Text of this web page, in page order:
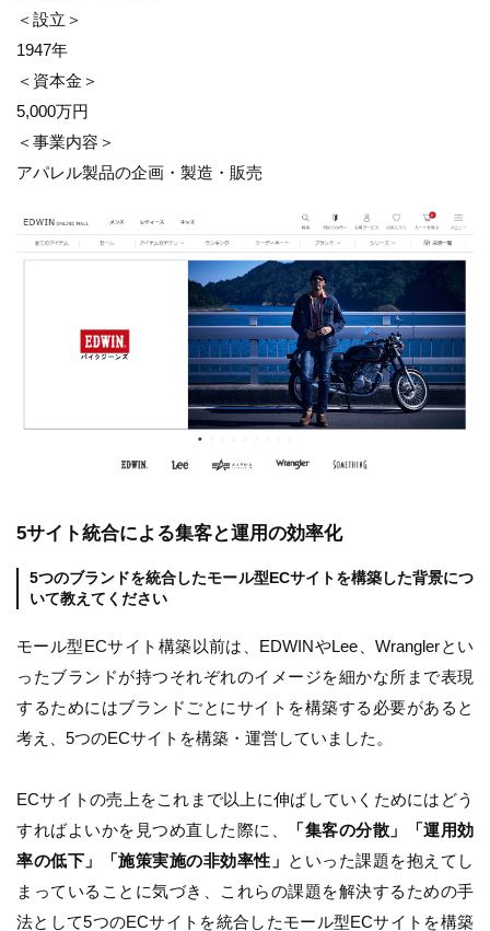
＜設立＞
1947年
＜資本金＞
5,000万円
＜事業内容＞
アパレル製品の企画・製造・販売
5サイト統合による集客と運用の効率化
5つのブランドを統合したモール型ECサイトを構築した背景につ
いて教えてください
モール型ECサイト構築以前は、EDWINやLee、Wranglerとい
ったブランドが持つそれぞれのイメージを細かな所まで表現
するためにはブランドごとにサイトを構築する必要があると
考え、5つのECサイトを構築・運営していました。
ECサイトの売上をこれまで以上に伸ばしていくためにはどう
すればよいかを見つめ直した際に、
「集客の分散」「運用効
率の低下」「施策実施の非効率性」 といった課題を抱えてし
まっていることに気づき、これらの課題を解決するための手
法として5つのECサイトを統合したモール型ECサイトを構築